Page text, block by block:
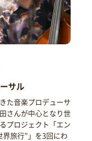
サル
た音楽プロデューサ
さんが中心となり世
プロジェクト「エン
旅行”」を3回にわ